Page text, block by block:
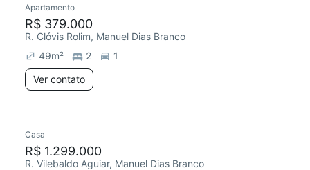
Redecorar
Apartamento
R$ 379.000
R. Clóvis Rolim, Manuel Dias Branco
49m² 2
1
Ver contato
Casa
R$ 1.299.000
R. Vilebaldo Aguiar, Manuel Dias Branco